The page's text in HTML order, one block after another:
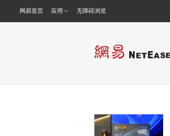
网易首页 应用 无障碍浏览